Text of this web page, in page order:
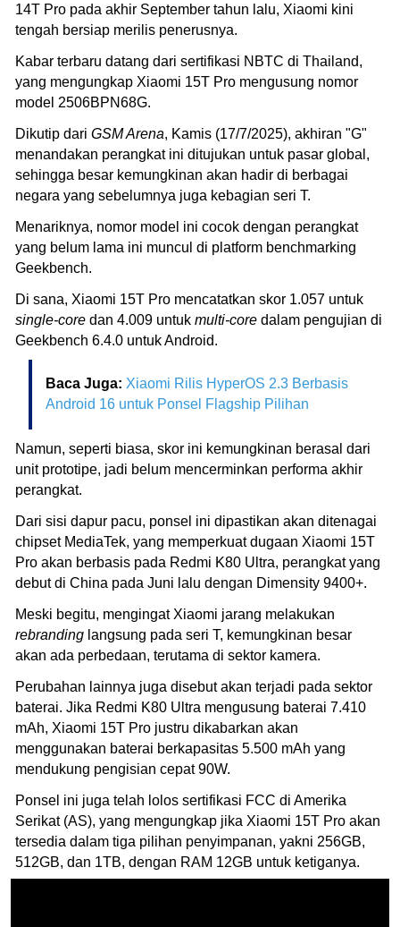
14T Pro pada akhir September tahun lalu, Xiaomi kini
tengah bersiap merilis penerusnya.
Kabar terbaru datang dari sertifikasi NBTC di Thailand,
yang mengungkap Xiaomi 15T Pro mengusung nomor
model 2506BPN68G.
Dikutip dari GSM Arena, Kamis (17/7/2025), akhiran "G"
menandakan perangkat ini ditujukan untuk pasar global,
sehingga besar kemungkinan akan hadir di berbagai
negara yang sebelumnya juga kebagian seri T.
Menariknya, nomor model ini cocok dengan perangkat
yang belum lama ini muncul di platform benchmarking
Geekbench.
Di sana, Xiaomi 15T Pro mencatatkan skor 1.057 untuk
single-core dan 4.009 untuk multi-core dalam pengujian di
Geekbench 6.4.0 untuk Android.
Baca Juga: Xiaomi Rilis HyperOS 2.3 Berbasis
Android 16 untuk Ponsel Flagship Pilihan
Namun, seperti biasa, skor ini kemungkinan berasal dari
unit prototipe, jadi belum mencerminkan performa akhir
perangkat.
Dari sisi dapur pacu, ponsel ini dipastikan akan ditenagai
chipset MediaTek, yang memperkuat dugaan Xiaomi 15T
Pro akan berbasis pada Redmi K80 Ultra, perangkat yang
debut di China pada Juni lalu dengan Dimensity 9400+.
Meski begitu, mengingat Xiaomi jarang melakukan
rebranding langsung pada seri T, kemungkinan besar
akan ada perbedaan, terutama di sektor kamera.
Perubahan lainnya juga disebut akan terjadi pada sektor
baterai. Jika Redmi K80 Ultra mengusung baterai 7.410
mAh, Xiaomi 15T Pro justru dikabarkan akan
menggunakan baterai berkapasitas 5.500 mAh yang
mendukung pengisian cepat 90W.
Ponsel ini juga telah lolos sertifikasi FCC di Amerika
Serikat (AS), yang mengungkap jika Xiaomi 15T Pro akan
tersedia dalam tiga pilihan penyimpanan, yakni 256GB,
512GB, dan 1TB, dengan RAM 12GB untuk ketiganya.